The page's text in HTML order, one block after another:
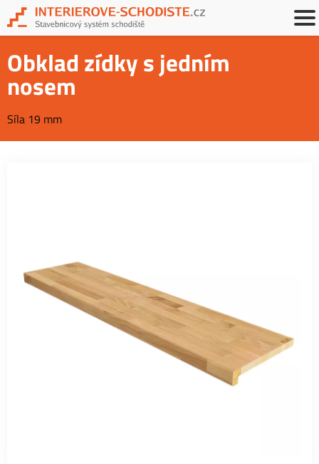
Obklad zídky s jedním
nosem
Síla 19 mm